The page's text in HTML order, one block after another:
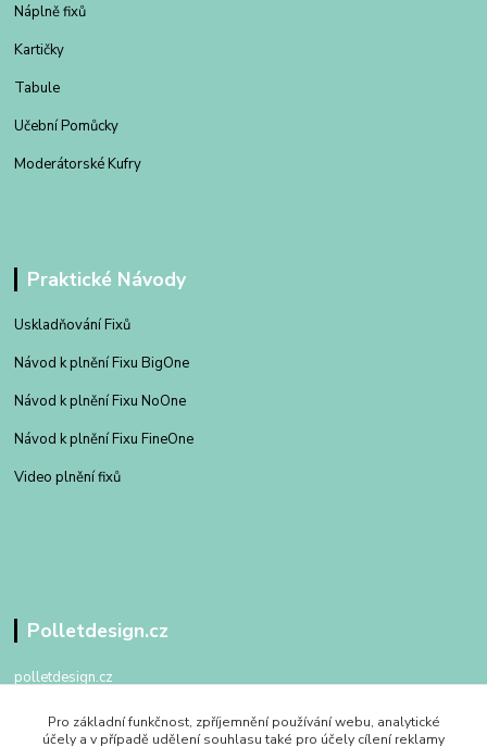
Náplně fixů
Kartičky
Tabule
Učební Pomůcky
Moderátorské Kufry
Praktické Návody
Uskladňování Fixů
Návod k plnění Fixu BigOne
Návod k plnění Fixu NoOne
Návod k plnění Fixu FineOne
Video plnění fixů
Polletdesign.cz
polletdesign.cz
+420 602 475 762
Pro základní funkčnost, zpříjemnění používání webu, analytické
účely a v případě udělení souhlasu také pro účely cílení reklamy